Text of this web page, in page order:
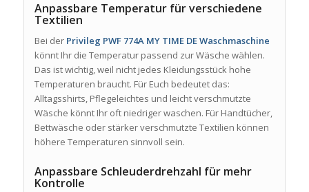
Anpassbare Temperatur für verschiedene
Textilien
Bei der Privileg PWF 774A MY TIME DE Waschmaschine
könnt Ihr die Temperatur passend zur Wäsche wählen.
Das ist wichtig, weil nicht jedes Kleidungsstück hohe
Temperaturen braucht. Für Euch bedeutet das:
Alltagsshirts, Pflegeleichtes und leicht verschmutzte
Wäsche könnt Ihr oft niedriger waschen. Für Handtücher,
Bettwäsche oder stärker verschmutzte Textilien können
höhere Temperaturen sinnvoll sein.
Anpassbare Schleuderdrehzahl für mehr
Kontrolle